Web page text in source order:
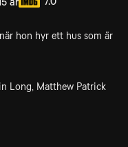
hon hyr ett hus som är
Long, Matthew Patrick